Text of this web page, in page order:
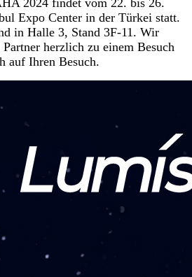
2024 findet vom 22. bis 26.
Expo Center in der Türkei statt.
in Halle 3, Stand 3F-11. Wir
herzlich zu einem Besuch
auf Ihren Besuch.